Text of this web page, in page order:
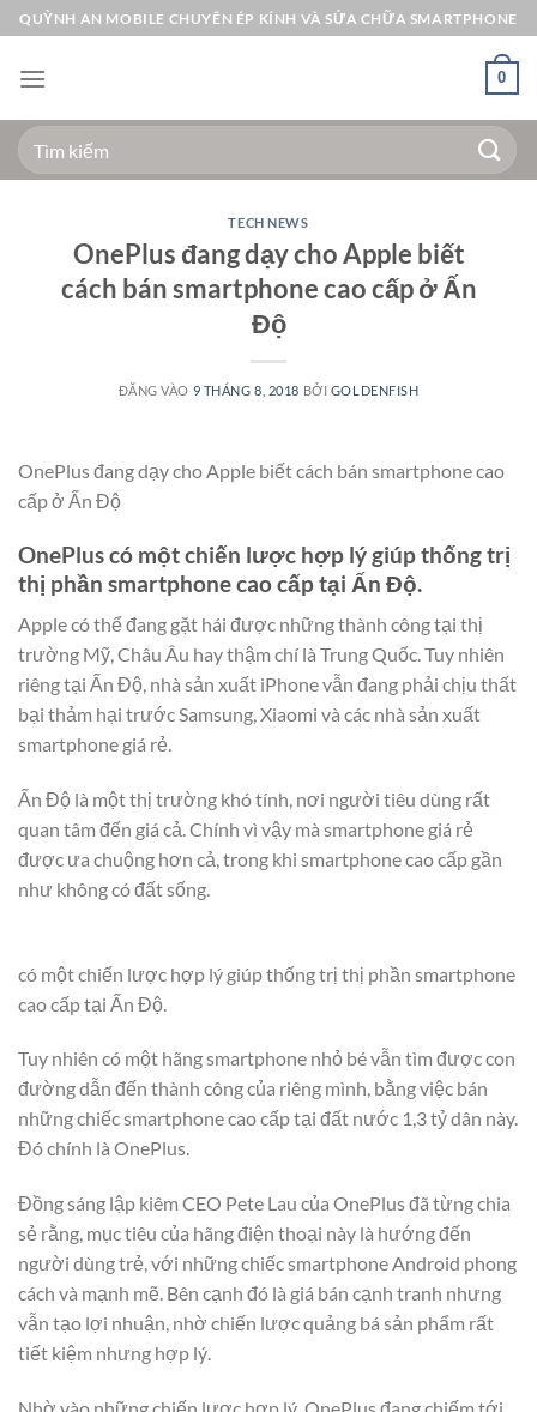
Bỏ
qua
nội
QUỲNH AN MOBILE CHUYÊN ÉP KÍNH VÀ SỬA CHỮA SMARTPHONE
0
Tìm
kiếm:
TECH NEWS
OnePlus đang dạy cho Apple biết
cách bán smartphone cao cấp ở Ấn
Độ
ĐĂNG VÀO 9 THÁNG 8, 2018 BỞI GOLDENFISH
OnePlus đang dạy cho Apple biết cách bán smartphone cao
cấp ở Ấn Độ
OnePlus có một chiến lược hợp lý giúp thống trị
thị phần smartphone cao cấp tại Ấn Độ.
Apple có thể đang gặt hái được những thành công tại thị
trường Mỹ, Châu Âu hay thậm chí là Trung Quốc. Tuy nhiên
riêng tại Ấn Độ, nhà sản xuất iPhone vẫn đang phải chịu thất
bại thảm hại trước Samsung, Xiaomi và các nhà sản xuất
smartphone giá rẻ.
Ấn Độ là một thị trường khó tính, nơi người tiêu dùng rất
quan tâm đến giá cả. Chính vì vậy mà smartphone giá rẻ
được ưa chuộng hơn cả, trong khi smartphone cao cấp gần
như không có đất sống.
có một chiến lược hợp lý giúp thống trị thị phần smartphone
cao cấp tại Ấn Độ.
Tuy nhiên có một hãng smartphone nhỏ bé vẫn tìm được con
đường dẫn đến thành công của riêng mình, bằng việc bán
những chiếc smartphone cao cấp tại đất nước 1,3 tỷ dân này.
Đó chính là OnePlus.
Đồng sáng lập kiêm CEO Pete Lau của OnePlus đã từng chia
sẻ rằng, mục tiêu của hãng điện thoại này là hướng đến
người dùng trẻ, với những chiếc smartphone Android phong
cách và mạnh mẽ. Bên cạnh đó là giá bán cạnh tranh nhưng
vẫn tạo lợi nhuận, nhờ chiến lược quảng bá sản phẩm rất
tiết kiệm nhưng hợp lý.